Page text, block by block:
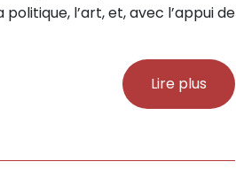
l’art, et, avec l’appui de
Lire plus